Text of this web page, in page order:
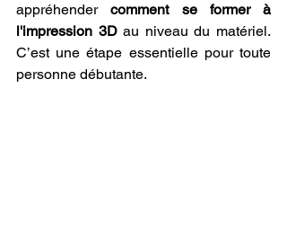
appréhender comment se former à
l'impression 3D au niveau du matériel.
C’est une étape essentielle pour toute
personne débutante.